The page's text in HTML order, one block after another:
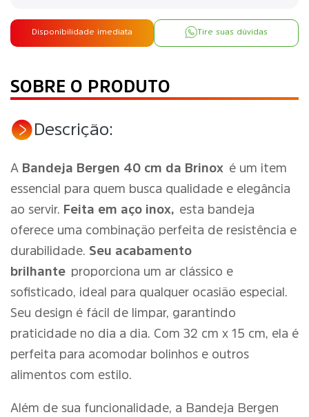
Disponibilidade imediata Tire suas dúvidas
SOBRE O PRODUTO
Descrição:
A Bandeja Bergen 40 cm da Brinox é um item
essencial para quem busca qualidade e elegância
ao servir. Feita em aço inox, esta bandeja
oferece uma combinação perfeita de resistência e
durabilidade. Seu acabamento
brilhante proporciona um ar clássico e
sofisticado, ideal para qualquer ocasião especial.
Seu design é fácil de limpar, garantindo
praticidade no dia a dia. Com 32 cm x 15 cm, ela é
perfeita para acomodar bolinhos e outros
alimentos com estilo.
Além de sua funcionalidade, a Bandeja Bergen